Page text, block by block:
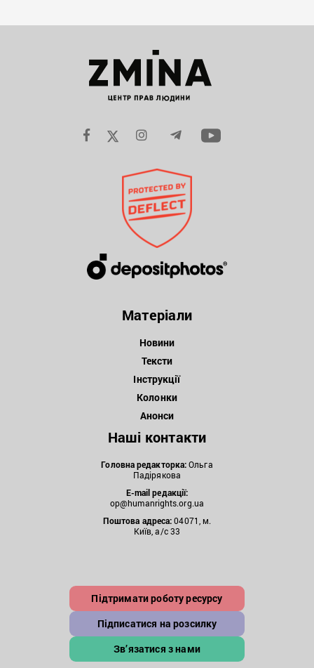
Матеріали
Новини
Тексти
Інструкції
Колонки
Анонси
Наші контакти
Головна редакторка:Ольга
Падірякова
E-mail редакції:
op@humanrights.org.ua
Поштова адреса:04071, м.
Київ, а/с 33
Підтримати роботу ресурсу
Підписатися на розсилку
Зв’язатися з нами